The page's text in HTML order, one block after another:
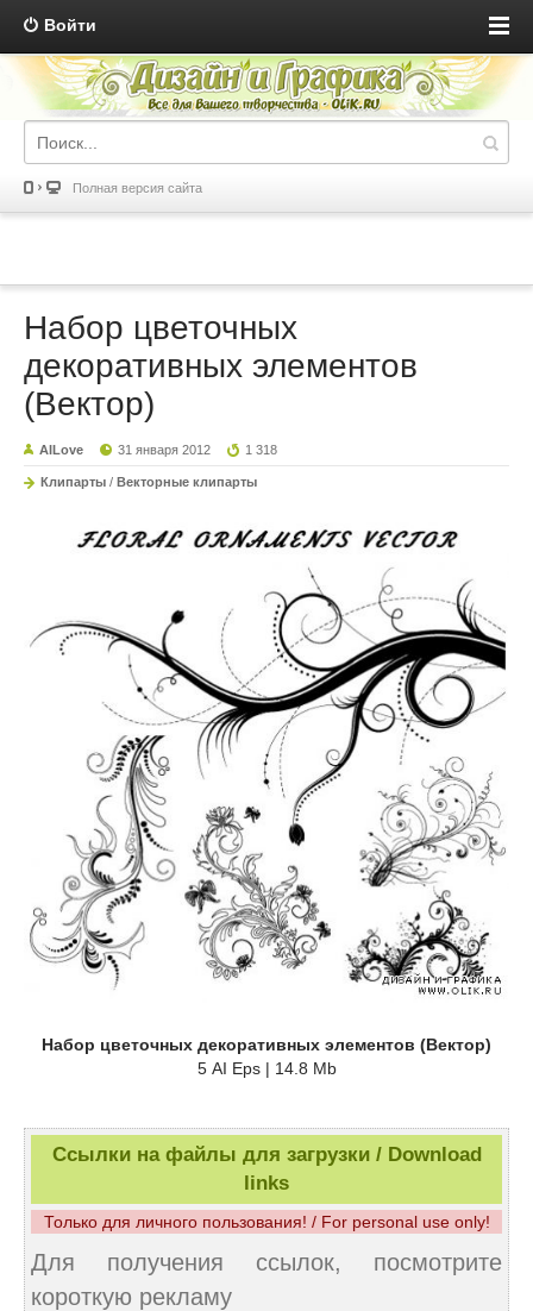
Войти
Полная версия сайта
Набор цветочных
декоративных элементов
(Вектор)
AILove 31 января 2012 1 318
Клипарты / Векторные клипарты
Набор цветочных декоративных элементов (Вектор)
5 AI Eps | 14.8 Mb
Ссылки на файлы для загрузки / Download
links
Только для личного пользования! / For personal use only!
Для получения ссылок, посмотрите
короткую рекламу